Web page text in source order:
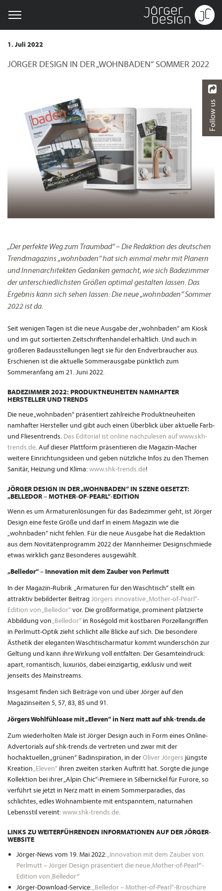
1. Juli 2022
JÖRGER DESIGN IN DER „WOHNBADEN“ SOMMER 2022
„Der perfekte Weg zum Traumbad“ – Die Redaktion des deutschen
Trendmagazins „wohnbaden“ hat sich einmal mehr mit Planern
und Innenarchitekten Gedanken gemacht, wie sich Badezimmer
der unterschiedlichsten Größen optimal gestalten lassen. Das
Ergebnis kann sich sehen lassen: Die neue „wohnbaden“ Sommer
2022 ist da.
Seit wenigen Tagen ist die neue Ausgabe der „wohnbaden“ am Kiosk
und im gut sortierten Zeitschriftenhandel erhältlich. Und auch in
größeren Badausstellungen liegt sie für den Endverbraucher aus.
Erschienen ist die aktuelle Sommerausgabe pünktlich zum
Sommeranfang am 21. Juni 2022.
BADEZIMMER 2022: PRODUKTNEUHEITEN NAMHAFTER
HERSTELLER UND TRENDS
Die neue „wohnbaden“ präsentiert zahlreiche Produktneuheiten
namhafter Hersteller und gibt auch einen Überblick über aktuelle Farb-
und Fliesentrends. Das Editorial ist online nachzulesen auf www.skh-
trends.de. Auf dieser Plattform präsentieren die Magazin-Macher
weitere Einrichtungsideen und geben nützliche Infos zu den Themen
Sanitär, Heizung und Klima:www.shk-trends.de!
JÖRGER DESIGN IN DER „WOHNBADEN“ IN SZENE GESETZT:
„BELLEDOR – MOTHER-OF-PEARL“-EDITION
Wenn es um Armaturenlösungen für das Badezimmer geht, ist Jörger
Design eine feste Größe und darf in einem Magazin wie die
„wohnbaden“ nicht fehlen. Für die neue Ausgabe hat die Redaktion
aus dem Novitätenprogramm 2022 der Mannheimer Designschmiede
etwas wirklich ganz Besonderes ausgewählt.
„Belledor“ – Innovation mit dem Zauber von Perlmutt
In der Magazin-Rubrik „Armaturen für den Waschtisch“ stellt ein
attraktiv bebilderter Beitrag Jörgers innovative „Mother-of-Pearl“-
Edition von „Belledor“vor. Die großformatige, prominent platzierte
Abbildung von„Belledor“ in Roségold mit kostbaren Porzellangriffen
in Perlmutt-Optik zieht schlicht alle Blicke auf sich. Die besondere
Ästhetik der eleganten Waschtischarmatur kommt wunderschön zur
Geltung und kann ihre Wirkung voll entfalten: Der Gesamteindruck:
apart, romantisch, luxuriös, dabei einzigartig, exklusiv und weit
jenseits des Mainstreams.
Insgesamt finden sich Beiträge von und über Jörger auf den
Magazinseiten 5, 57, 83, 85 und 91.
Jörgers Wohlfühloase mit „Eleven“ in Nerz matt auf shk-trends.de
Zum wiederholten Male ist Jörger Design auch in Form eines Online-
Advertorials auf shk-trends.de vertreten und zwar mit der
hochaktuellen „grünen“ Badinspiration, in derOliver Jörgers jüngste
Kreation„Eleven“ ihren zweiten starken Auftritt hat. Sorgte die junge
Kollektion bei ihrer „Alpin Chic“-Premiere in Silbernickel für Furore, so
verführt sie jetzt in Nerz matt in einem Sommerparadies, das
schlichtes, edles Wohnambiente mit entspanntem, naturnahen
Lebensstil vereint:www.shk-trends.de.
LINKS ZU WEITERFÜHRENDEN INFORMATIONEN AUF DER JÖRGER-
WEBSITE
Jörger-News vom 19. Mai 2022:„Innovation mit dem Zauber von
Perlmutt – Jörger Design präsentiert die neue ‚Mother-of-Pearl‘“-
Edition von ‚Belledor‘“
Jörger-Download-Service:„Belledor – Mother-of-Pearl“-Broschüre
Follow us